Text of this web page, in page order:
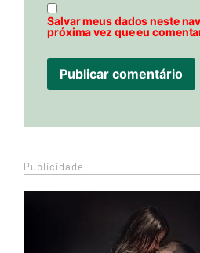
Salvar meus dados neste
próxima vez que eu
Publicidade